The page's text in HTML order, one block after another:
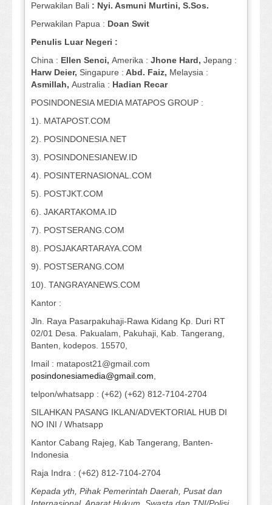
Perwakilan Bali : Nyi. Asmuni Murtini, S.Sos.
Perwakilan Papua : Doan Swit
Penulis Luar Negeri :
China : Ellen Senci, Amerika : Jhone Hard, Jepang :
Harw Deier, Singapure : Abd. Faiz, Melaysia :
Asmillah, Australia : Hadian Recar
POSINDONESIA MEDIA MATAPOS GROUP :
1). MATAPOST.COM
2). POSINDONESIA.NET
3). POSINDONESIANEW.ID
4). POSINTERNASIONAL.COM
5). POSTJKT.COM
6). JAKARTAKOMA.ID
7). POSTSERANG.COM
8). POSJAKARTARAYA.COM
9). POSTSERANG.COM
10). TANGRAYANEWS.COM
Kantor :
Jln. Raya Pasarpakuhaji-Rawa Kidang Kp. Duri RT
02/01 Desa. Pakualam, Pakuhaji, Kab. Tangerang,
Banten, kodepos. 15570,
Imail : matapost21@gmail.com
posindonesiamedia@gmail.com,
telpon/whatsapp : (+62) (+62) 812-7104-2704
SILAHKAN PASANG IKLAN/ADVEKTORIAL HUB DI
NO INI / Whatsapp
Kantor Cabang Rajeg, Kab Tangerang, Banten-
Indonesia
Raja Indra : (+62) 812-7104-2704
Kepada yth, Pihak Pemerintah Daerah, Pusat dan